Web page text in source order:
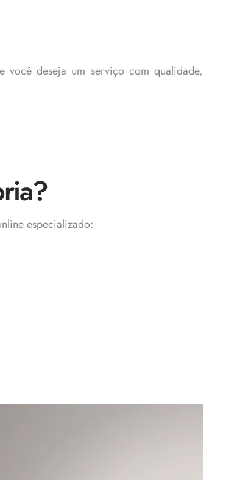
você deseja um serviço com qualidade,
especializado: